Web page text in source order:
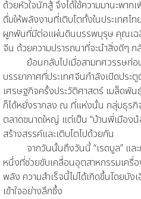
ด้วยหัวใจนักสู้ จึงได้ใช้ความมานะพา
ดื่มให้พลังงานที่เติบโตทั้งในประเทศไ
ผูกพันที่มีต่อแผ่นดินบรรพบุรุษ คุณเฉลี
จีน ด้วยความปรารถนาที่จะนำสิ่งดีๆ
ย้อนกลับไปเมื่อสามทศวรรษก่
บรรยากาศที่ประเทศจีนกำลังเปิดประ
เศรษฐกิจครั้งประวัติศาสตร์ เมล็ดพัน
ก็ได้หยั่งรากลง ณ ที่แห่งนั้น กลุ่มธุรกิ
ตลาดขนาดใหญ่ แต่เป็น “บ้านพี่เมือง
สร้างสรรค์และเติบโตไปด้วยกัน
จากวันนั้นถึงวันนี้ “เรดบูล” แล
หนึ่งที่ช่วยขับเคลื่อนอุตสาหกรรมเครื่
พลัง ความสำเร็จนี้ไม่ได้เกิดขึ้นโดยบั
เข้าใจอย่างลึกซึ้ง